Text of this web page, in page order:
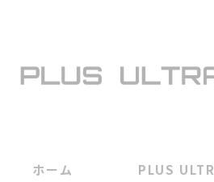
ホーム PLUS